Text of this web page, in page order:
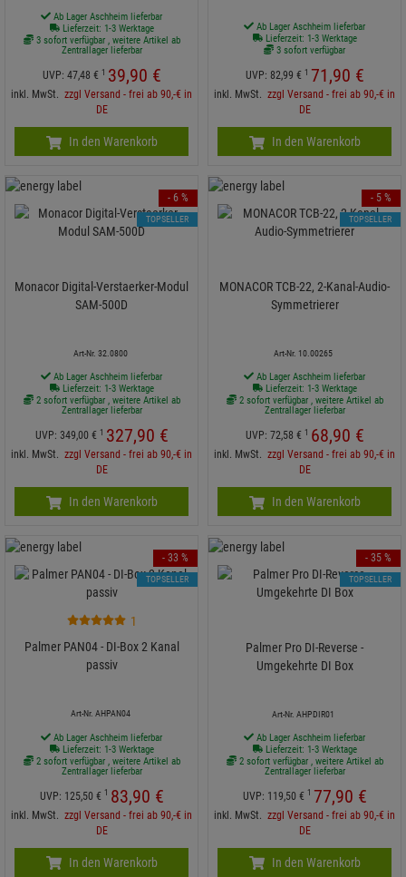
Ab Lager Aschheim lieferbar
Lieferzeit: 1-3 Werktage
3 sofort verfügbar , weitere Artikel ab
Zentrallager lieferbar
UVP: 47,48 € 1 39,90 €
inkl. MwSt. zzgl Versand - frei ab 90,-€ in
DE
In den Warenkorb
Ab Lager Aschheim lieferbar
Lieferzeit: 1-3 Werktage
3 sofort verfügbar
UVP: 82,99 € 1 71,90 €
inkl. MwSt. zzgl Versand - frei ab 90,-€ in
DE
In den Warenkorb
Monacor Digital-Verstaerker-Modul
SAM-500D
Art-Nr. 32.0800
Ab Lager Aschheim lieferbar
Lieferzeit: 1-3 Werktage
2 sofort verfügbar , weitere Artikel ab
Zentrallager lieferbar
UVP: 349,00 € 1 327,90 €
inkl. MwSt. zzgl Versand - frei ab 90,-€ in
DE
- 6 %
TOPSELLER
In den Warenkorb
MONACOR TCB-22, 2-Kanal-Audio-
Symmetrierer
Art-Nr. 10.00265
Ab Lager Aschheim lieferbar
Lieferzeit: 1-3 Werktage
2 sofort verfügbar , weitere Artikel ab
Zentrallager lieferbar
UVP: 72,58 € 1 68,90 €
inkl. MwSt. zzgl Versand - frei ab 90,-€ in
DE
- 5 %
TOPSELLER
In den Warenkorb
1
Palmer PAN04 - DI-Box 2 Kanal
passiv
Art-Nr. AHPAN04
Ab Lager Aschheim lieferbar
Lieferzeit: 1-3 Werktage
2 sofort verfügbar , weitere Artikel ab
Zentrallager lieferbar
UVP: 125, 50 € 1 83,90 €
inkl. MwSt. zzgl Versand - frei ab 90,-€ in
DE
- 33 %
TOPSELLER
In den Warenkorb
Palmer Pro DI-Reverse -
Umgekehrte DI Box
Art-Nr. AHPDIR01
Ab Lager Aschheim lieferbar
Lieferzeit: 1-3 Werktage
2 sofort verfügbar , weitere Artikel ab
Zentrallager lieferbar
UVP: 119, 50 € 1 77,90 €
inkl. MwSt. zzgl Versand - frei ab 90,-€ in
DE
- 35 %
TOPSELLER
In den Warenkorb